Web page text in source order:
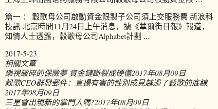
篇一 ： 穀歌母公司啟動資金限製子公司須上交服務費 新浪科
技訊 北京時間11月24日上午消息，據《華爾街日報》報道，
知情人士透露，穀歌母公司Alphabet計劃 ...
2017-5-23
相關文章
樂視破碎的保險夢 資金鏈斷裂成硬傷2017年08月09日
穀歌CEO群發郵件：宣揚有害的性別成見越過了穀歌的底線
2017年08月09日
三星會出現新的掌門人嗎?2017年08月09日